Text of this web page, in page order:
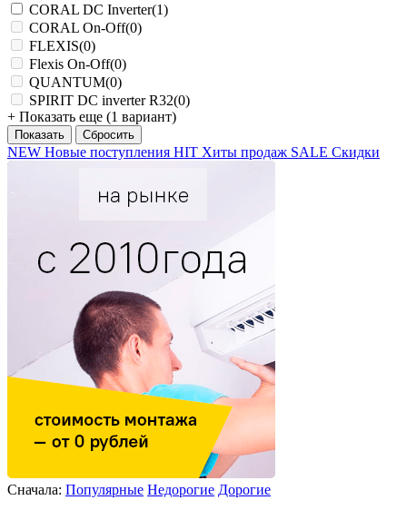
CORAL DC Inverter(1)
CORAL On-Off(0)
FLEXIS(0)
Flexis On-Off(0)
QUANTUM(0)
SPIRIT DC inverter R32(0)
+ Показать еще (1 вариант)
NEW Новые поступления HIT Хиты продаж SALE Скидки
Сначала: Популярные Недорогие Дорогие